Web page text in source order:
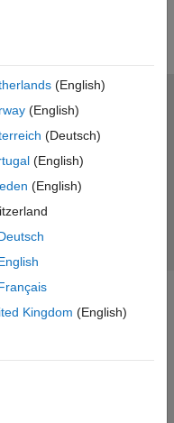
(English)
(English)
(Deutsch)
(English)
(English)
Kingdom (English)
シー ポリシー
ステータス
お問い合わせ